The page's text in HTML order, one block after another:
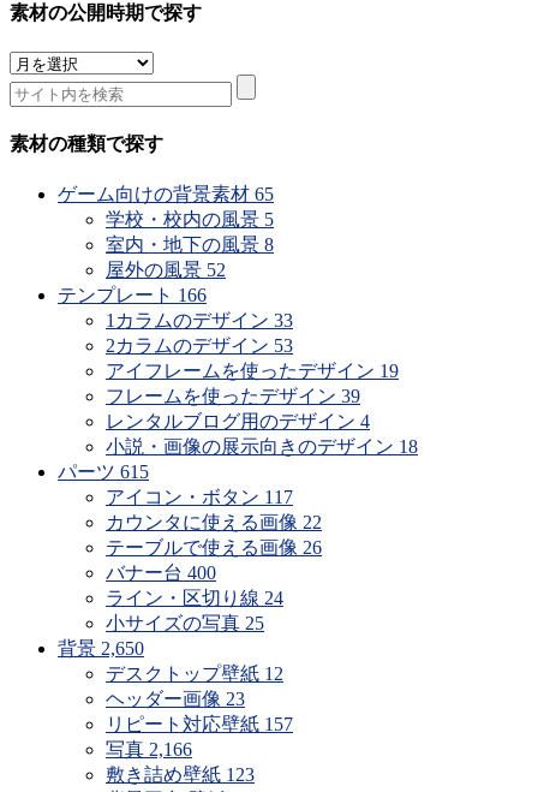
素材の公開時期で探す
素
材
の
公
素材の種類で探す
ゲーム向けの背景素材 65
学校・校内の風景 5
室内・地下の風景 8
屋外の風景 52
テンプレート 166
1カラムのデザイン 33
2カラムのデザイン 53
アイフレームを使ったデザイン 19
フレームを使ったデザイン 39
レンタルブログ用のデザイン 4
小説・画像の展示向きのデザイン 18
パーツ 615
アイコン・ボタン 117
カウンタに使える画像 22
テーブルで使える画像 26
バナー台 400
ライン・区切り線 24
小サイズの写真 25
背景 2,650
デスクトップ壁紙 12
ヘッダー画像 23
リピート対応壁紙 157
写真 2,166
敷き詰め壁紙 123